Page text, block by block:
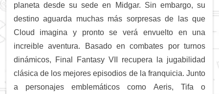
planeta desde su sede en Midgar. Sin embargo, su
destino aguarda muchas más sorpresas de las que
Cloud imagina y pronto se verá envuelto en una
increible aventura. Basado en combates por turnos
dinámicos, Final Fantasy VII recupera la jugabilidad
clásica de los mejores episodios de la franquicia. Junto
a personajes emblemáticos como Aeris, Tifa o